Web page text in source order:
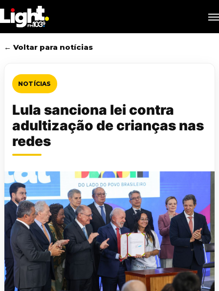
to
main
content
← Voltar para notícias
NOTÍCIAS
Lula sanciona lei contra
adultização de crianças nas
redes